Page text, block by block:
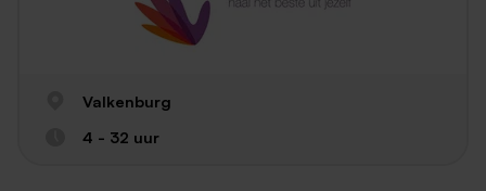
Valkenburg
4 - 32 uur